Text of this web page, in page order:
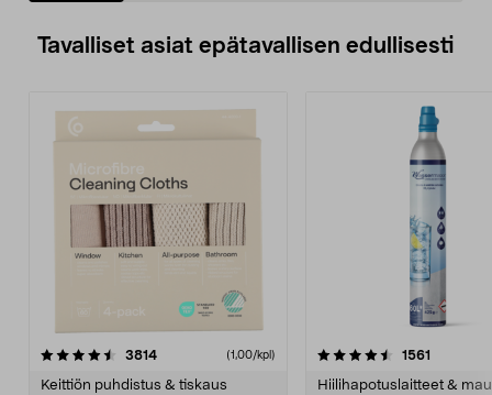
Tavalliset asiat epätavallisen edullisesti
3814arvostelut (1,00/kpl)
Keittiön puhdistus & tiskaus
4.5viidestä
1561
Hiilihapotuslaitteet &
4.5viidestä